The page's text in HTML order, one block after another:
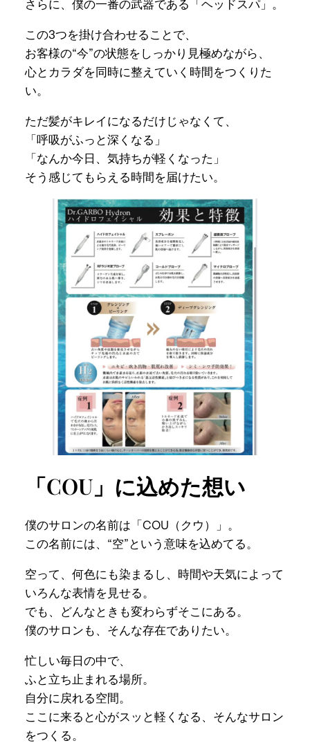
さらに、僕の一番の武器である「ヘッドスパ」。
この3つを掛け合わせることで、
お客様の“今”の状態をしっかり見極めながら、
心とカラダを同時に整えていく時間をつくりた
い。
ただ髪がキレイになるだけじゃなくて、
「呼吸がふっと深くなる」
「なんか今日、気持ちが軽くなった」
そう感じてもらえる時間を届けたい。
「COU」に込めた想い
僕のサロンの名前は「COU（クウ）」。
この名前には、“空”という意味を込めてる。
空って、何色にも染まるし、時間や天気によって
いろんな表情を見せる。
でも、どんなときも変わらずそこにある。
僕のサロンも、そんな存在でありたい。
忙しい毎日の中で、
ふと立ち止まれる場所。
自分に戻れる空間。
ここに来ると心がスッと軽くなる、そんなサロン
をつくる。